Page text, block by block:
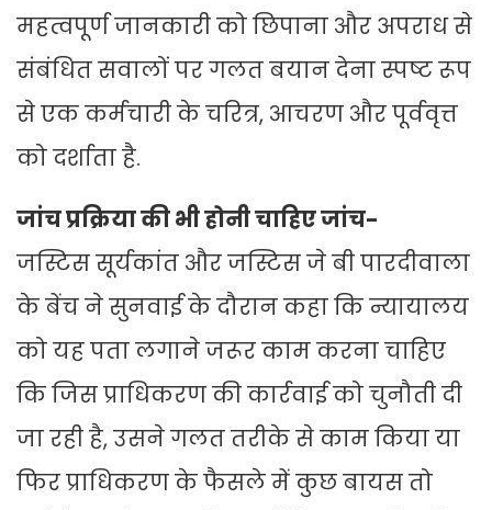
महत्वपूर्ण जानकारी को छिपाना और अपराध से
संबंधित सवालों पर गलत बयान देना स्पष्ट रूप
से एक कर्मचारी के चरित्र, आचरण और पूर्ववृत्त
को दर्शाता है.
जांच प्रक्रिया की भी होनी चाहिए जांच-
जस्टिस सूर्यकांत और जस्टिस जे बी पारदीवाला
के बेंच ने सुनवाई के दौरान कहा कि न्यायालय
को यह पता लगाने जरूर काम करना चाहिए
कि जिस प्राधिकरण की कार्रवाई को चुनौती दी
जा रही है, उसने गलत तरीके से काम किया या
फिर प्राधिकरण के फैसले में कुछ बायस तो